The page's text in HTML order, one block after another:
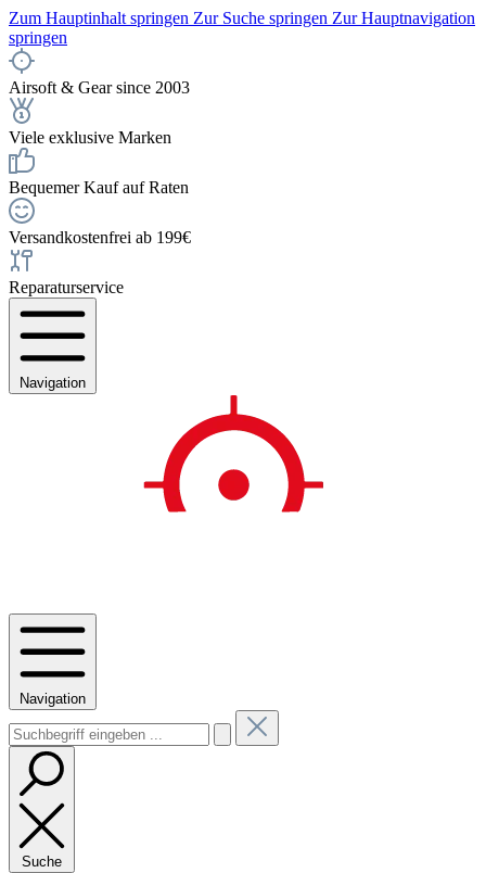
Zum Hauptinhalt springen Zur Suche springen Zur Hauptnavigation
springen
Airsoft & Gear since 2003
Viele exklusive Marken
Bequemer Kauf auf Raten
Versandkostenfrei ab 199€
Reparaturservice
Navigation
Navigation
Suche